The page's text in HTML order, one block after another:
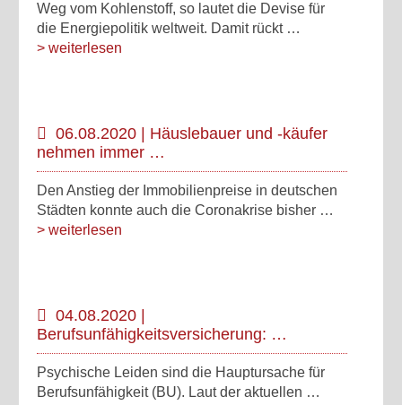
Weg vom Kohlenstoff, so lautet die Devise für
die Energiepolitik weltweit. Damit rückt …
> weiterlesen
06.08.2020 | Häuslebauer und -käufer
nehmen immer …
Den Anstieg der Immobilienpreise in deutschen
Städten konnte auch die Coronakrise bisher …
> weiterlesen
04.08.2020 |
Berufsunfähigkeitsversicherung: …
Psychische Leiden sind die Hauptursache für
Berufsunfähigkeit (BU). Laut der aktuellen …